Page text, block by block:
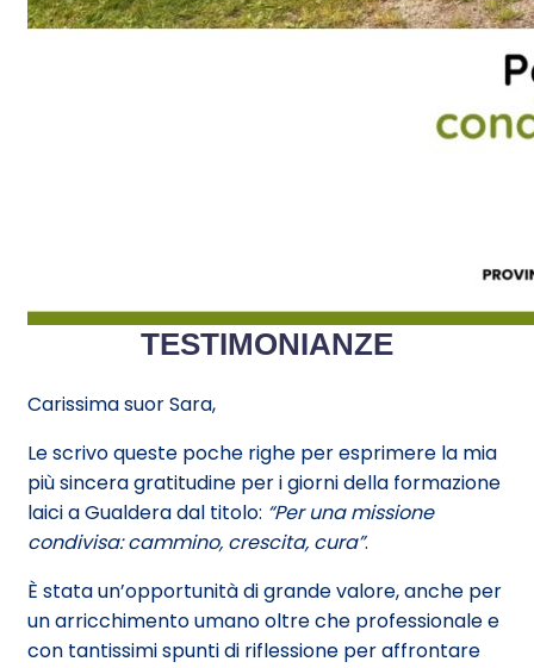
TESTIMONIANZE
Carissima suor Sara,
Le scrivo queste poche righe per esprimere la mia
più sincera gratitudine per i giorni della formazione
laici a Gualdera dal titolo: “Per una missione
condivisa: cammino, crescita, cura”.
È stata un’opportunità di grande valore, anche per
un arricchimento umano oltre che professionale e
con tantissimi spunti di riflessione per affrontare